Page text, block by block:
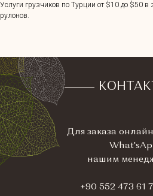
Услуги грузчиков по Турции от $10 до $50 в
рулонов.
Для заказа
нашим
+90 552 473 61